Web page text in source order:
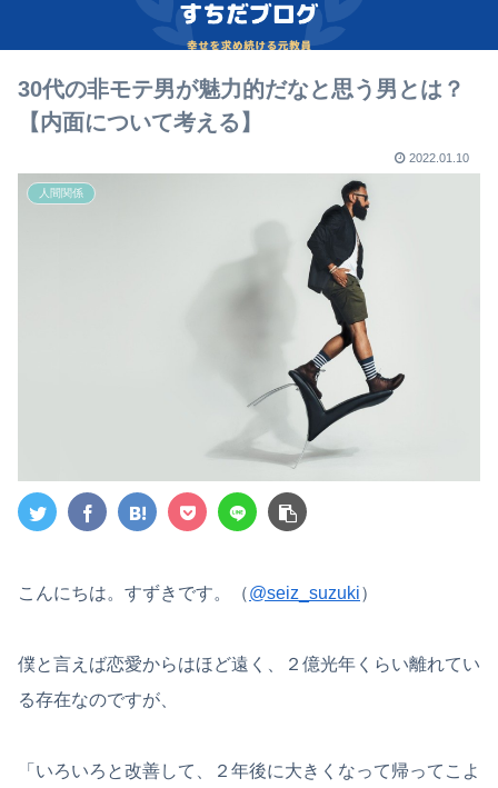
30代の非モテ男が魅力的だなと思う男とは？
【内面について考える】
2022.01.10
人間関係
こんにちは。すずきです。（@seiz_suzuki）
僕と言えば恋愛からはほど遠く、２億光年くらい離れてい
る存在なのですが、
「いろいろと改善して、２年後に大きくなって帰ってこよ